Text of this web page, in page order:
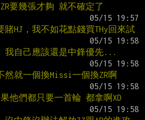
要幾張才夠 就不確定了
賭HJ，我不如花點錢買THy回來試
我自己應該還是中鋒優先...
然就一個換Missi一個換ZR啊
他們都只要一首輪 都拿啊XD